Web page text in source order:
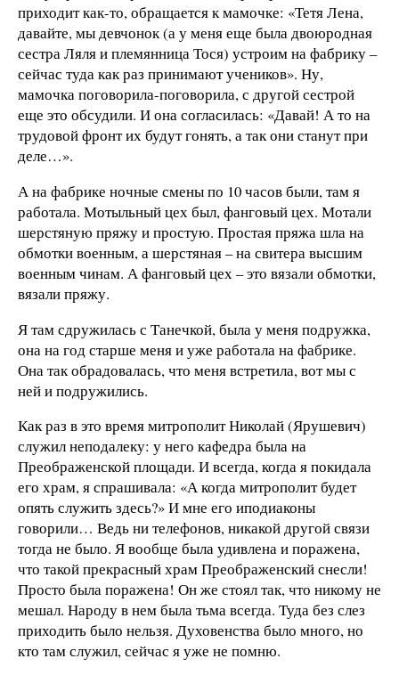
приходит как-то, обращается к мамочке: «Тетя Лена,
давайте, мы девчонок (а у меня еще была двоюродная
сестра Ляля и племянница Тося) устроим на фабрику –
сейчас туда как раз принимают учеников». Ну,
мамочка поговорила-поговорила, с другой сестрой
еще это обсудили. И она согласилась: «Давай! А то на
трудовой фронт их будут гонять, а так они станут при
деле…».
А на фабрике ночные смены по 10 часов были, там я
работала. Мотыльный цех был, фанговый цех. Мотали
шерстяную пряжу и простую. Простая пряжа шла на
обмотки военным, а шерстяная – на свитера высшим
военным чинам. А фанговый цех – это вязали обмотки,
вязали пряжу.
Я там сдружилась с Танечкой, была у меня подружка,
она на год старше меня и уже работала на фабрике.
Она так обрадовалась, что меня встретила, вот мы с
ней и подружились.
Как раз в это время митрополит Николай (Ярушевич)
служил неподалеку: у него кафедра была на
Преображенской площади. И всегда, когда я покидала
его храм, я спрашивала: «А когда митрополит будет
опять служить здесь?» И мне его иподиаконы
говорили… Ведь ни телефонов, никакой другой связи
тогда не было. Я вообще была удивлена и поражена,
что такой прекрасный храм Преображенский снесли!
Просто была поражена! Он же стоял так, что никому не
мешал. Народу в нем была тьма всегда. Туда без слез
приходить было нельзя. Духовенства было много, но
кто там служил, сейчас я уже не помню.